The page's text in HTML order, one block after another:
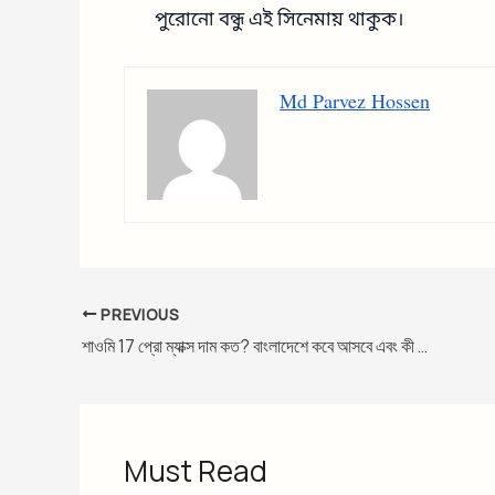
পুরোনো বন্ধু এই সিনেমায় থাকুক।
Md Parvez Hossen
PREVIOUS
শাওমি 17 প্রো ম্যাক্স দাম কত? বাংলাদেশে কবে আসবে এবং কী কী থাকছে এই ফিউচার ফ্ল্যাগশিপে?
Must Read